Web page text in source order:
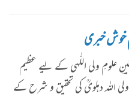
خوش خبری
علومِ ولی اللّٰہی کے لیے عظیم
اللہ دہلویؒ کی تحقیق و شرح کے